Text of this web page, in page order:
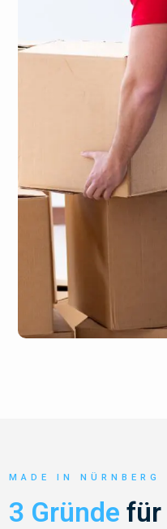
MADE IN NÜRNBERG
3 Gründe für